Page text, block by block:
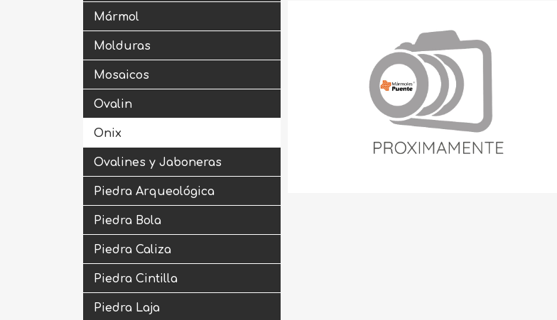
Mármol
Molduras
Mosaicos
Ovalin
Onix
Ovalines y Jaboneras
Piedra Arqueológica
Piedra Bola
Piedra Caliza
Piedra Cintilla
Piedra Laja